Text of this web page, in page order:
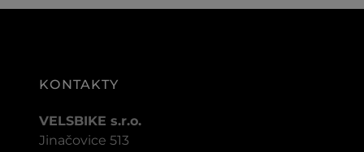
KONTAKTY
VELSBIKE s.r.o.
Jinačovice 513